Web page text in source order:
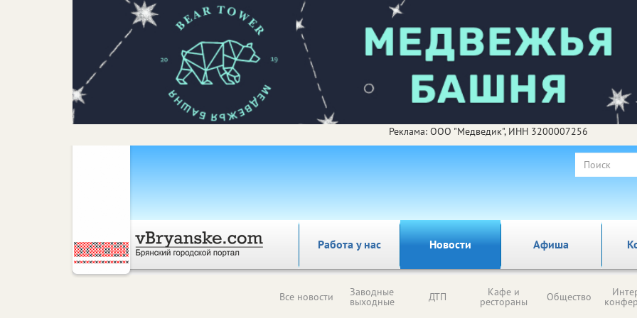
Реклама: ООО "Медведик", ИНН 3200007256
Работа у нас Новости Афиша
Все новости Заводные
выходные ДТП Кафе и
рестораны Общество